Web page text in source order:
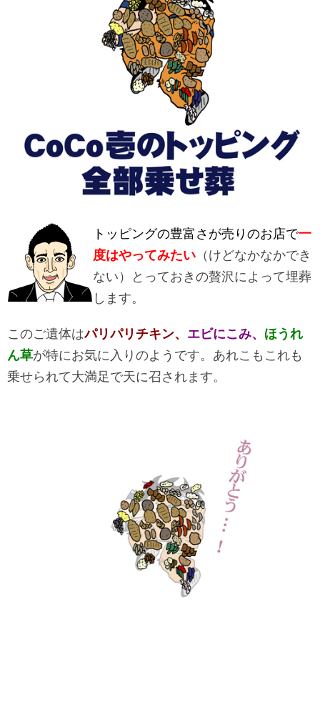
トッピングの豊富さが売りのお店で一
度はやってみたい （けどなかなかでき
ない）とっておきの贅沢によって埋葬
します。
このご遺体はパリパリチキン、 エビにこみ、 ほうれ
ん草が特にお気に入りのようです。あれこもこれも
乗せられて大満足で天に召されます。